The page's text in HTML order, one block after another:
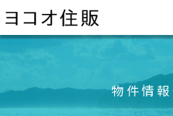
物件情